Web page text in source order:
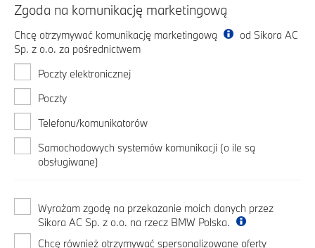
Zgoda na komunikację marketingową
Chcę otrzymywać komunikację marketingową
od Sikora AC
Sp. z o.o. za pośrednictwem
Poczty elektronicznej
Poczty
Telefonu/komunikatorów
Samochodowych systemów komunikacji (o ile są
obsługiwane)
Wyrażam zgodę na przekazanie moich danych przez
Sikora AC Sp. z o.o. na rzecz BMW Polska.
Chcę również otrzymywać spersonalizowane oferty